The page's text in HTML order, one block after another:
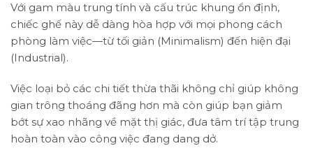
Với gam màu trung tính và cấu trúc khung ổn định,
chiếc ghế này dễ dàng hòa hợp với mọi phong cách
phòng làm việc—từ tối giản (Minimalism) đến hiện đại
(Industrial).
Việc loại bỏ các chi tiết thừa thãi không chỉ giúp không
gian trông thoáng đãng hơn mà còn giúp bạn giảm
bớt sự xao nhãng về mặt thị giác, đưa tâm trí tập trung
hoàn toàn vào công việc đang dang dở.